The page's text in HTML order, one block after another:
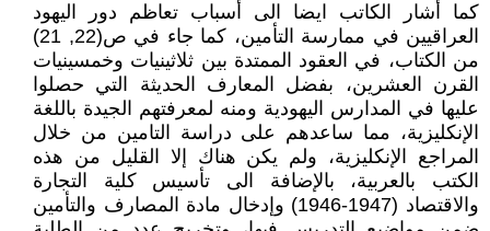
كما أشار الكاتب ايضا الى أسباب تعاظم دور اليهود
العراقيين في ممارسة التأمين، كما جاء في ص(22, 21)
من الكتاب، في العقود الممتدة بين ثلاثينيات وخمسينيات
القرن العشرين، بفضل المعارف الحديثة التي حصلوا
عليها في المدارس اليهودية ومنه لمعرفتهم الجيدة باللغة
الإنكليزية، مما ساعدهم على دراسة التامين من خلال
المراجع الإنكليزية، ولم يكن هناك إلا القليل من هذه
الكتب بالعربية، بالإضافة الى تأسيس كلية التجارة
والاقتصاد (1947-1946) وإدخال مادة المصارف والتأمين